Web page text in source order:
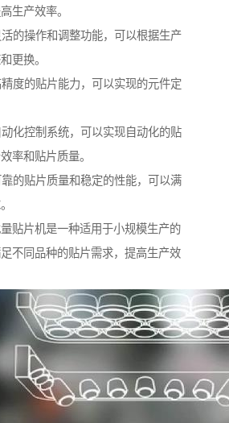
生产效率。
的操作和调整功能，可以根据生产
更换。
度的贴片能力，可以实现的元件定
化控制系统，可以实现自动化的贴
率和贴片质量。
的贴片质量和稳定的性能，可以满
贴片机是一种适用于小规模生产的
不同品种的贴片需求，提高生产效